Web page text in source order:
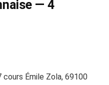
— 4
cours Émile Zola, 69100